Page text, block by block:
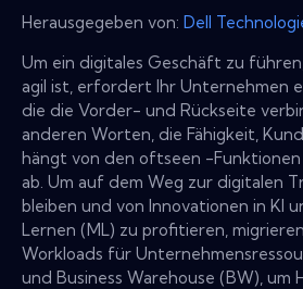
Herausgegeben von: Dell
Um ein digitales Geschäft zu
agil ist, erfordert Ihr Unternehmen
die die Vorder- und Rückseite
anderen Worten, die Fähigkeit,
hängt von den oftseen -
ab. Um auf dem Weg zur digitalen
bleiben und von Innovationen in KI
Lernen (ML) zu profitieren,
Workloads für
und Business Warehouse (BW), um